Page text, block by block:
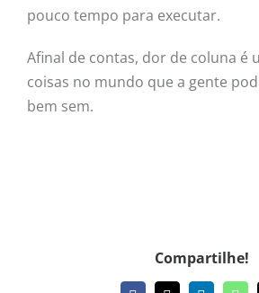
pouco tempo para executar.
Afinal de contas, dor de coluna é
coisas no mundo que a gente
bem sem.
Compartilhe!